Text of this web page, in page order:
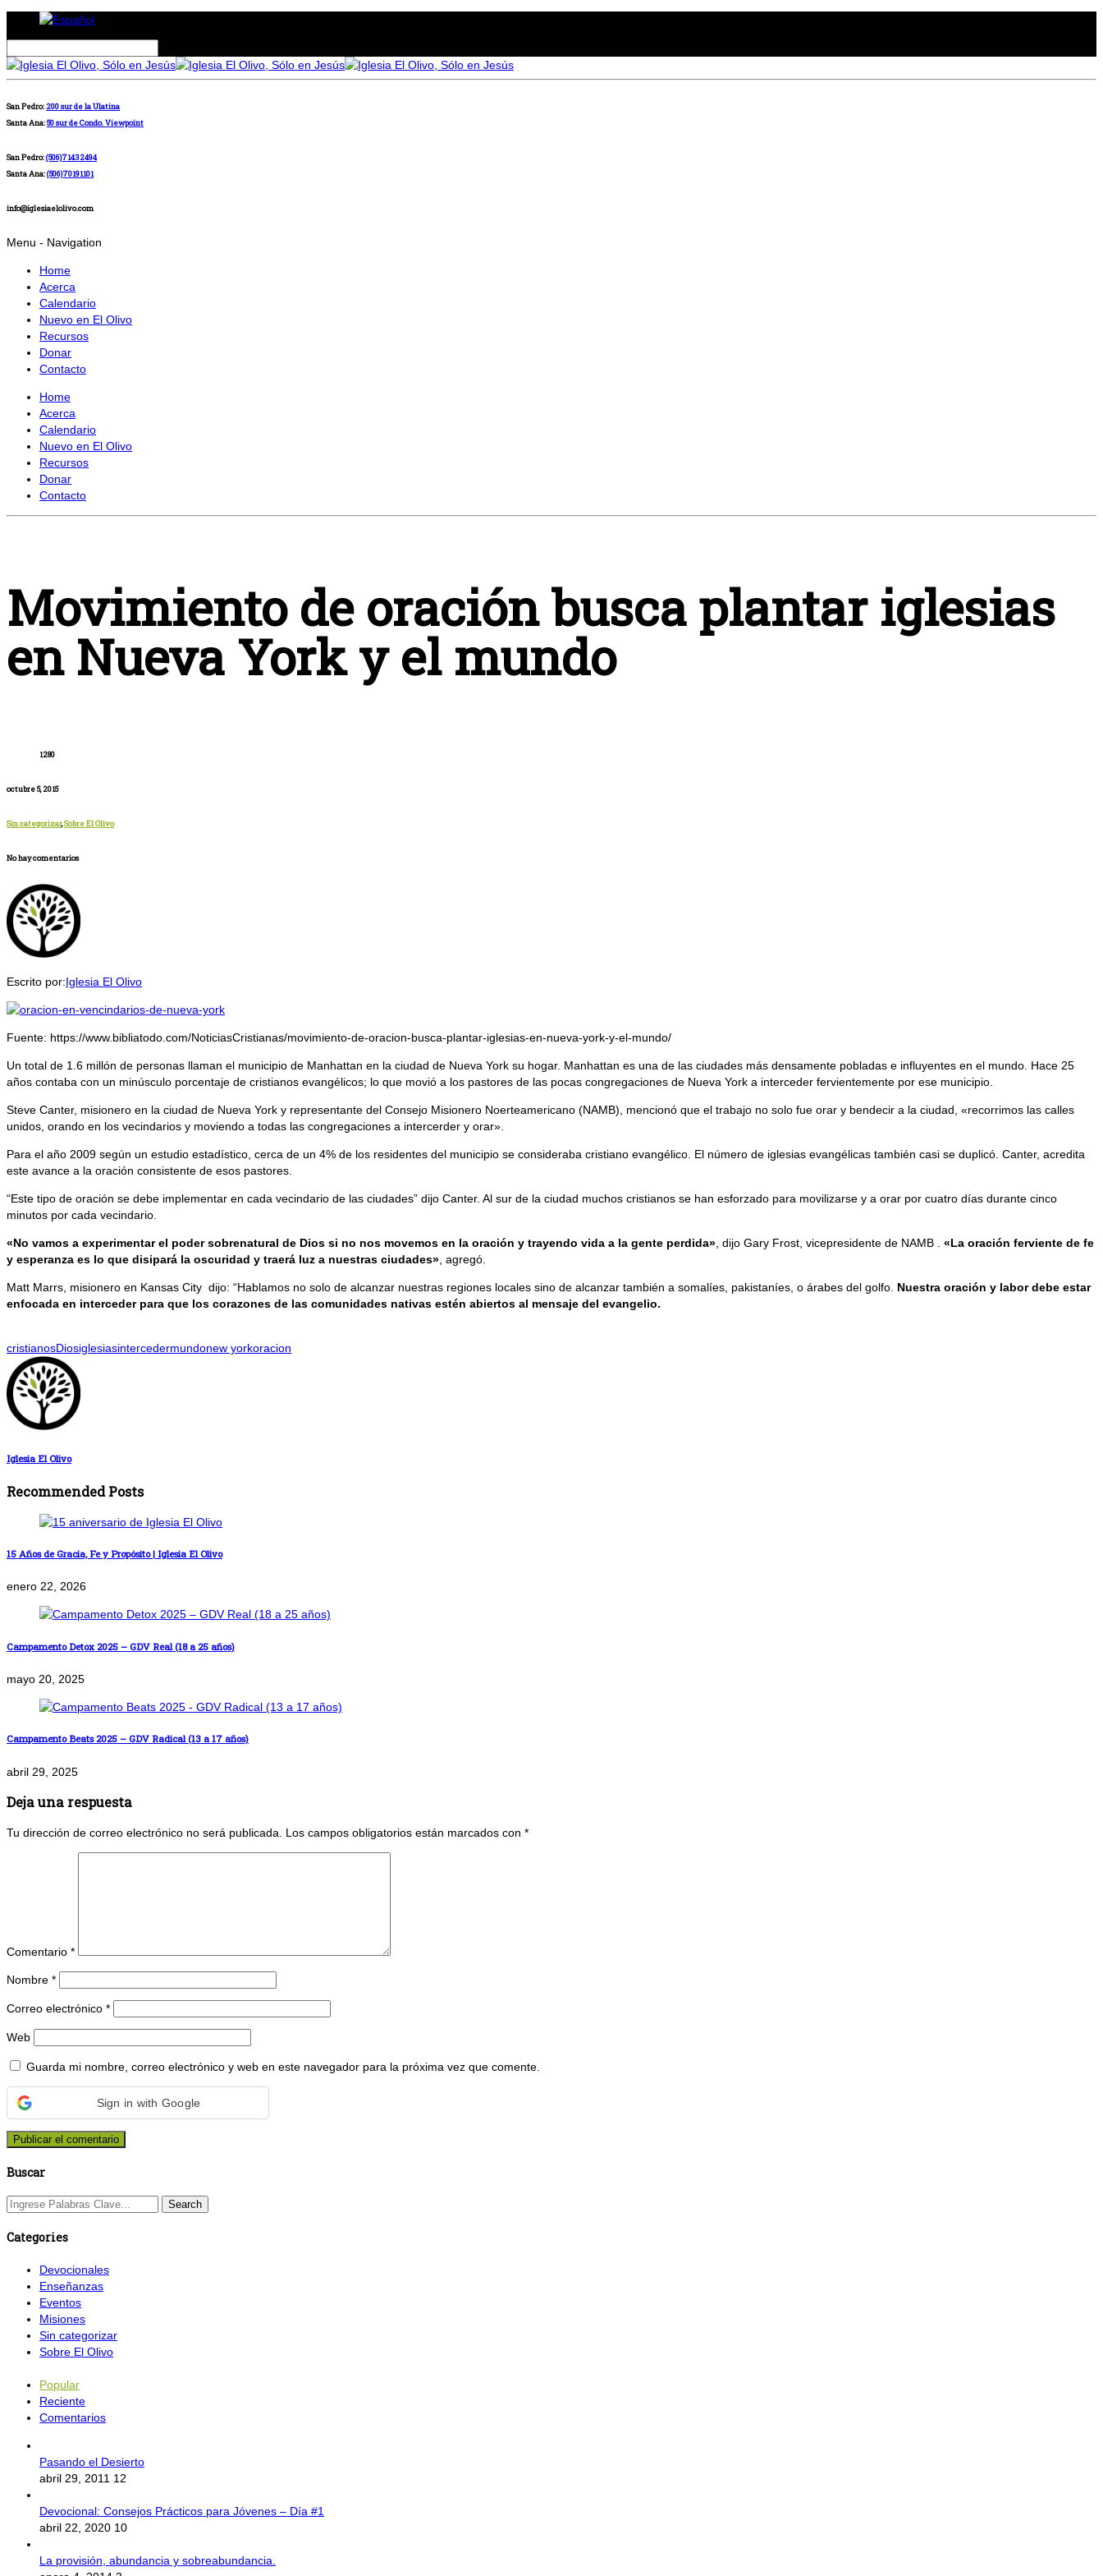
San Pedro: 200 sur de la Ulatina
Santa Ana:50 sur de Condo. Viewpoint
San Pedro:(506)71432494
Santa Ana:(506)70191101
info@iglesiaelolivo.com
Menu - Navigation
Home
Acerca
Calendario
Nuevo en El Olivo
Recursos
Donar
Contacto
Home
Acerca
Calendario
Nuevo en El Olivo
Recursos
Donar
Contacto
Movimiento de oración busca plantar iglesias
en Nueva York y el mundo
1280
octubre 5, 2015
Sin categorizar,Sobre El Olivo
No hay comentarios
Escrito por:Iglesia El Olivo
Fuente: https://www.bibliatodo.com/NoticiasCristianas/movimiento-de-oracion-busca-plantar-iglesias-en-nueva-york-y-el-mundo/
Un total de 1.6 millón de personas llaman el municipio de Manhattan en la ciudad de Nueva York su hogar. Manhattan es una de las ciudades más densamente pobladas e influyentes en el mundo. Hace 25
años contaba con un minúsculo porcentaje de cristianos evangélicos; lo que movió a los pastores de las pocas congregaciones de Nueva York a interceder fervientemente por ese municipio.
Steve Canter, misionero en la ciudad de Nueva York y representante del Consejo Misionero Noerteamericano (NAMB), mencionó que el trabajo no solo fue orar y bendecir a la ciudad, «recorrimos las calles
unidos, orando en los vecindarios y moviendo a todas las congregaciones a intercerder y orar».
Para el año 2009 según un estudio estadístico, cerca de un 4% de los residentes del municipio se consideraba cristiano evangélico. El número de iglesias evangélicas también casi se duplicó. Canter, acredita
este avance a la oración consistente de esos pastores.
“Este tipo de oración se debe implementar en cada vecindario de las ciudades” dijo Canter. Al sur de la ciudad muchos cristianos se han esforzado para movilizarse y a orar por cuatro días durante cinco
minutos por cada vecindario.
«No vamos a experimentar el poder sobrenatural de Dios si no nos movemos en la oración y trayendo vida a la gente perdida», dijo Gary Frost, vicepresidente de NAMB . «La oración ferviente de fe
y esperanza es lo que disipará la oscuridad y traerá luz a nuestras ciudades», agregó.
Matt Marrs, misionero en Kansas City dijo: “Hablamos no solo de alcanzar nuestras regiones locales sino de alcanzar también a somalíes, pakistaníes, o árabes del golfo. Nuestra oración y labor debe estar
enfocada en interceder para que los corazones de las comunidades nativas estén abiertos al mensaje del evangelio.
cristianosDiosiglesiasintercedermundonew yorkoracion
Iglesia El Olivo
Recommended Posts
15 Años de Gracia, Fe y Propósito | Iglesia El Olivo
enero 22, 2026
Campamento Detox 2025 – GDV Real (18 a 25 años)
mayo 20, 2025
Campamento Beats 2025 – GDV Radical (13 a 17 años)
abril 29, 2025
Deja una respuesta
Tu dirección de correo electrónico no será publicada. Los campos obligatorios están marcados con *
Comentario *
Nombre *
Correo electrónico *
Web
Guarda mi nombre, correo electrónico y web en este navegador para la próxima vez que comente.
Sign in with Google
Buscar
Categories
Devocionales
Enseñanzas
Eventos
Misiones
Sin categorizar
Sobre El Olivo
Popular
Reciente
Comentarios
Pasando el Desierto
abril 29, 2011 12
Devocional: Consejos Prácticos para Jóvenes – Día #1
abril 22, 2020 10
La provisión, abundancia y sobreabundancia.